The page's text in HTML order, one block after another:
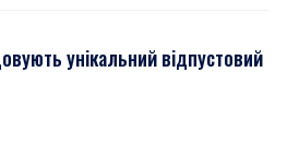
унікальний відпустовий